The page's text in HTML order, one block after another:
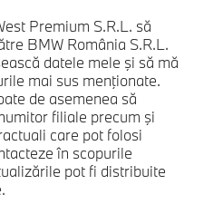
Premium S.R.L. să
BMW România S.R.L.
datele mele şi să mă
mai sus menţionate.
de asemenea să
filiale precum şi
care pot folosi
în scopurile
pot fi distribuite